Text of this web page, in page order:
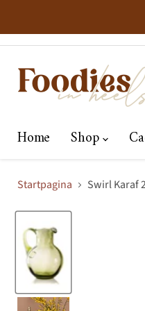
Home Shop
Startpagina Swirl Karaf